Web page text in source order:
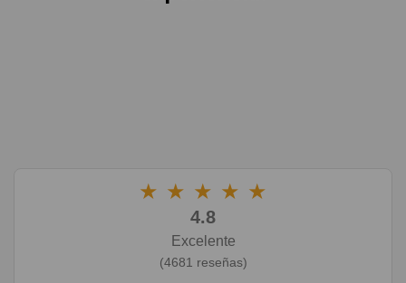
★ ★ ★ ★ ★
4.8
Excelente
(4681 reseñas)